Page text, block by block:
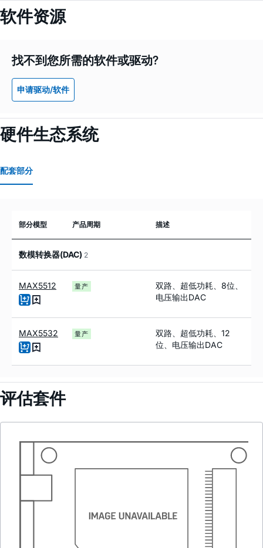
软件资源
找不到您所需的软件或驱动?
申请驱动/软件
硬件生态系统
配套部分
部分模型 产品周期 描述
数模转换器(DAC) 2
MAX5512 量产
双路、超低功耗、8位、
电压输出DAC
MAX5532 量产
双路、超低功耗、12
位、电压输出DAC
评估套件